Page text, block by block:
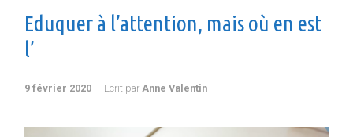
Eduquer à l’attention, mais où en est
l’
9 février 2020 Ecrit par Anne Valentin